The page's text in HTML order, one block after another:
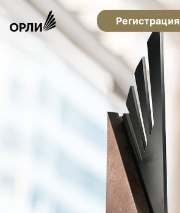
Регистрация